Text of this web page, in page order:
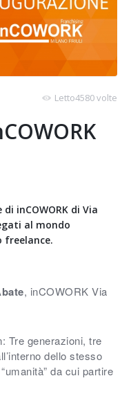
Letto4580 volte
inCOWORK di Via
al mondo
freelance.
, inCOWORK Via
: Tre generazioni, tre
dello stesso
da cui partire